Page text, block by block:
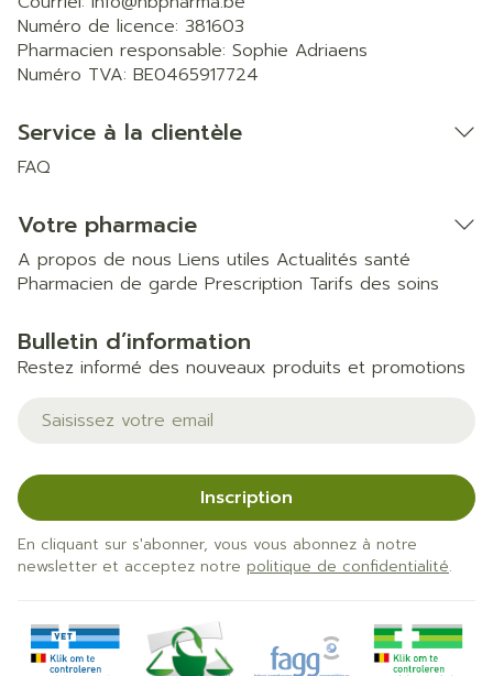
Numéro de licence: 381603
Pharmacien responsable: Sophie Adriaens
Numéro TVA: BE0465917724
Service à la clientèle
FAQ
Votre pharmacie
A propos de nous Liens utiles Actualités santé
Pharmacien de garde Prescription Tarifs des soins
Bulletin d’information
Restez informé des nouveaux produits et promotions
Adresse mail
Inscription
En cliquant sur s'abonner, vous vous abonnez à notre
newsletter et acceptez notre politique de confidentialité.